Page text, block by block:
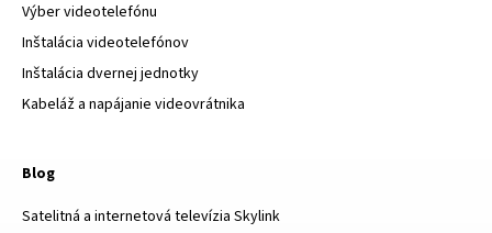
Výber videotelefónu
Inštalácia videotelefónov
Inštalácia dvernej jednotky
Kabeláž a napájanie videovrátnika
Blog
Satelitná a internetová televízia Skylink